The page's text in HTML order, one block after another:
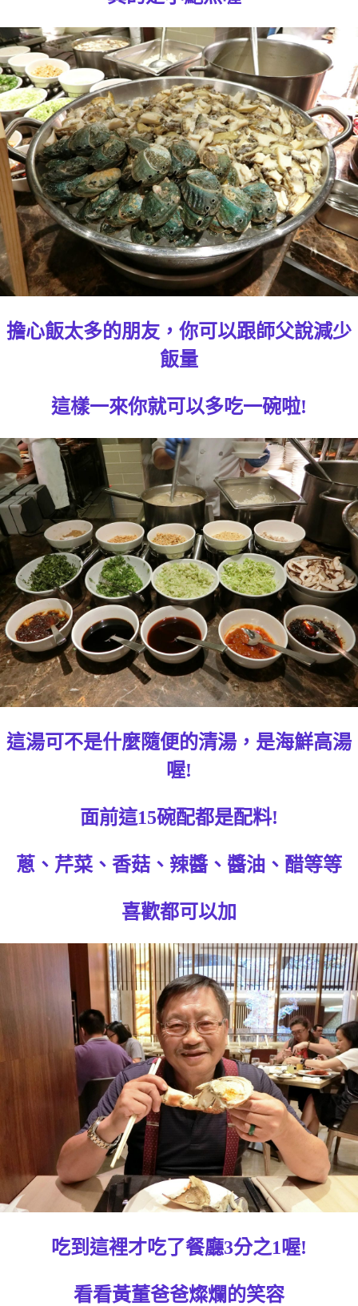
擔心飯太多的朋友，你可以跟師父說減少
飯量
這樣一來你就可以多吃一碗啦!
這湯可不是什麼隨便的清湯，是海鮮高湯
喔!
面前這15碗配都是配料!
蔥、芹菜、香菇、辣醬、醬油、醋等等
喜歡都可以加
吃到這裡才吃了餐廳3分之1喔!
看看黃董爸爸燦爛的笑容